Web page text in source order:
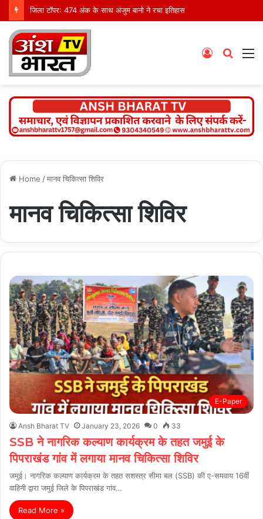
जिला टॉपर: 474 अंक के साथ अंजुम बानो ने रचा इतिहास
Search
Log
Home /मानव चिकित्सा शिविर
मानव चिकित्सा शिविर
E-Paper
Ansh Bharat TV January 23, 2026 0 33
SSB ने नागरिक कल्याण कार्यक्रम के तहत जमुई के
पिपराखंड गांव में लगाया मानव चिकित्सा शिविर
जमुई। नागरिक कल्याण कार्यक्रम के तहत सशस्त्र सीमा बल (SSB) की ए-समवाय 16वीं
वाहिनी द्वारा जमुई जिले के पिपराखंड गांव…
Read More »